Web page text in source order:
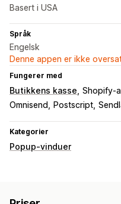
Basert i USA
Språk
Engelsk
Denne appen er ikke
Fungerer med
Butikkens kasse Shopify-
Omnisend
Postscript
Kategorier
Popup-vinduer